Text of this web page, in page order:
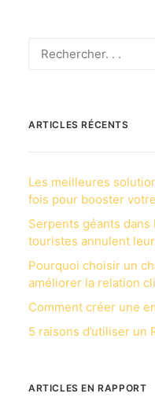
ARTICLES RÉCENTS
Les meilleures
fois pour booster
Serpents géants dans
touristes annulent
Pourquoi choisir un
améliorer la relation
Comment créer une
5 raisons d’utiliser un
ARTICLES EN RAPPORT